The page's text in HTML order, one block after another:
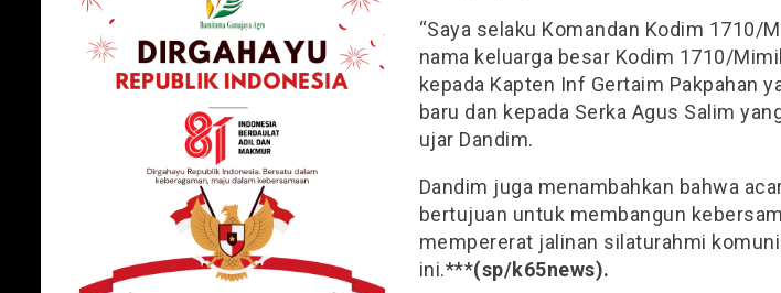
“Saya selaku Komandan Kodim 1710/
nama keluarga besar Kodim 1710/
kepada Kapten Inf Gertaim Pakpahan
baru dan kepada Serka Agus Salim
ujar Dandim.
Dandim juga menambahkan bahwa
bertujuan untuk membangun
mempererat jalinan silaturahmi
ini.***(sp/k65news).